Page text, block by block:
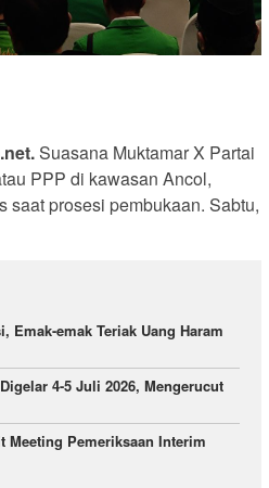
Suasana Muktamar X Partai
PPP di kawasan Ancol,
saat prosesi pembukaan. Sabtu,
Emak-emak Teriak Uang Haram
4-5 Juli 2026, Mengerucut
Meeting Pemeriksaan Interim